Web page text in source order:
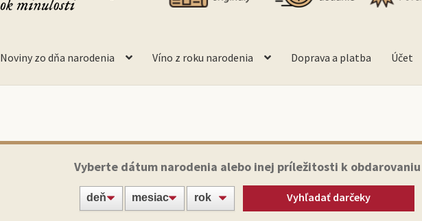
Noviny zo dňa narodenia Víno z roku narodenia Doprava a platba Účet
Vyberte dátum narodenia alebo inej príležitosti k obdarovaniu
Vyhľadať darčeky